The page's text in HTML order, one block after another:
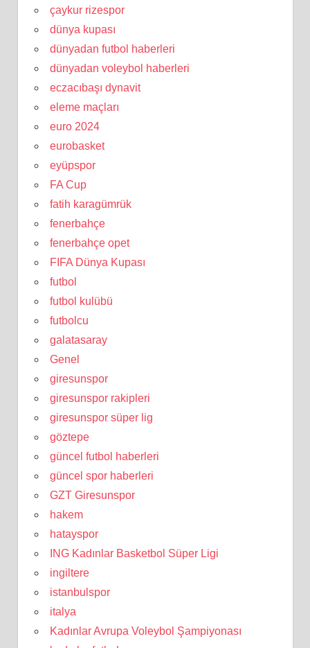
çaykur rizespor
dünya kupası
dünyadan futbol haberleri
dünyadan voleybol haberleri
eczacıbaşı dynavit
eleme maçları
euro 2024
eurobasket
eyüpspor
FA Cup
fatih karagümrük
fenerbahçe
fenerbahçe opet
FIFA Dünya Kupası
futbol
futbol kulübü
futbolcu
galatasaray
Genel
giresunspor
giresunspor rakipleri
giresunspor süper lig
göztepe
güncel futbol haberleri
güncel spor haberleri
GZT Giresunspor
hakem
hatayspor
ING Kadınlar Basketbol Süper Ligi
ingiltere
istanbulspor
italya
Kadınlar Avrupa Voleybol Şampiyonası